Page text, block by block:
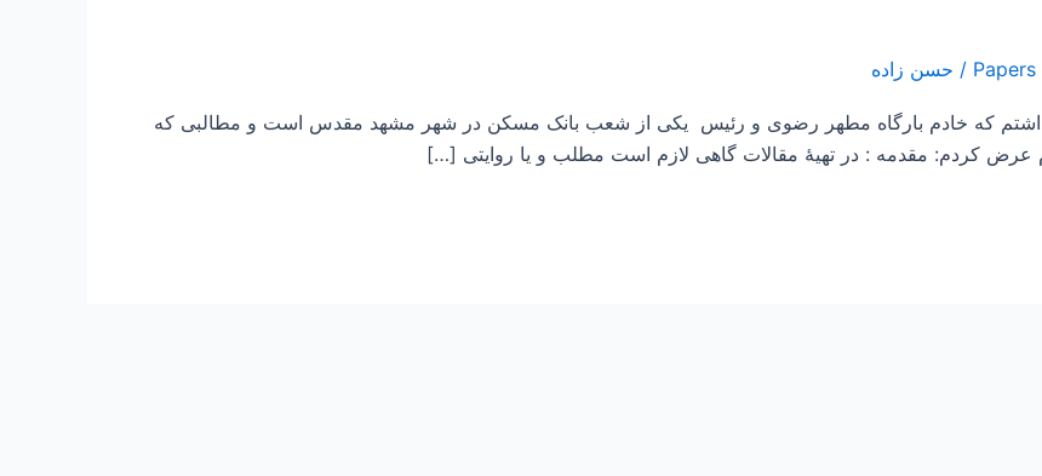
/ حسن زاده
داشتم که خادم بارگاه مطهر رضوی و رئیس یکی از شعب بانک مسکن در شهر مشهد مقدس است و مطالبی که
کردم: مقدمه : در تهیۀ مقالات گاهی لازم است مطلب و یا روایتی […]